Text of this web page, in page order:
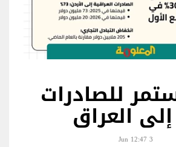
للصادرات
إلى العراق
3 Jun 12:47